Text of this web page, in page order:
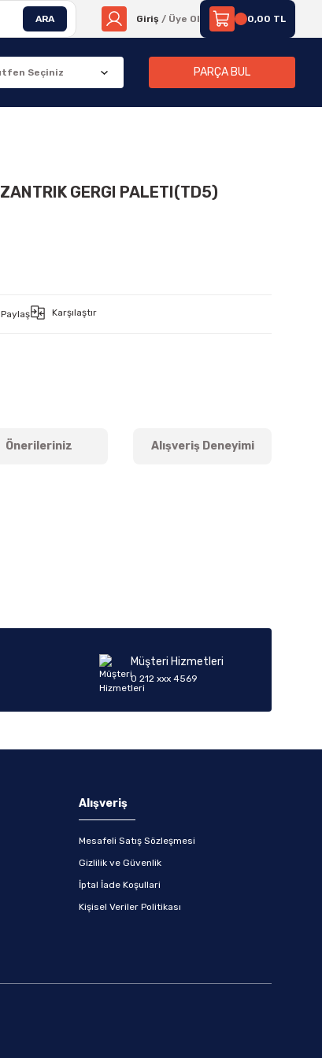
ARA Giriş / Üye Ol 0,00 TL
PARÇA BUL
GERGI PALETI(TD5)
Paylaş Karşılaştır
Önerileriniz Alışveriş Deneyimi
Müşteri Hizmetleri
0 212 xxx 4569
Alışveriş
Mesafeli Satış Sözleşmesi
Gizlilik ve Güvenlik
İptal İade Koşullari
Kişisel Veriler Politikası